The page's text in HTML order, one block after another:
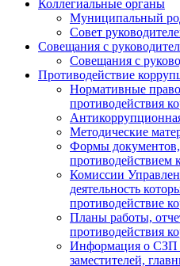
Коллегиальные органы
Муниципальный
Совет
Совещания с
Совещания с
Противодействие
Нормативные
противодействия
Методические
Формы документов,
противодействием
Комиссии
деятельность
противодействие
Планы работы,
противодействия
Информация о СЗП
заместителей,